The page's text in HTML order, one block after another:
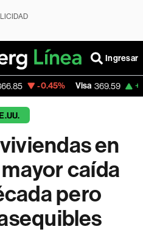
Ingresar
Visa 369.59 +1.07%
en
mayor caída
pero